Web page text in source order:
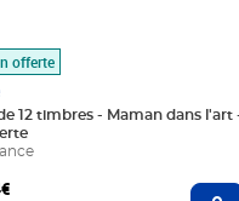
offerte
12 timbres - Maman dans l'art